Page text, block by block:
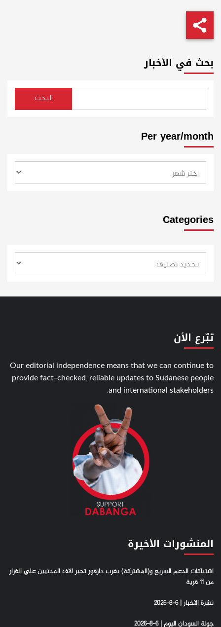
بحث في الأخبار
البحث
Per year/month
Categories
تبّرع الأن
Our editorial independence means that we can continue to
provide fact-checked, reliable updates to Sudanese people
and international stakeholders.
المنشورات الأخيرة
اشتباكات الدعم السريع و(المشتركة) بغرب دارفور تجبر الاف المدنيين علي الفرار
من 11 قرية
نشرة الاخبار | 6-8-2026
جولة السودان اليوم | 6-8-2026